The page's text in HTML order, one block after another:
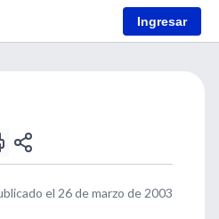
Ingresar
el 26 de marzo de 2003